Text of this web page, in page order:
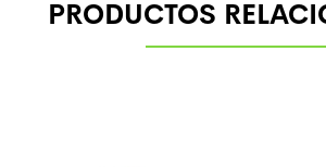
PRODUCTOS